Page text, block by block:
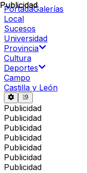
PortadaGalerías
Local
Sucesos
Universidad
Provincia
Cultura
Deportes
Campo
Castilla y León
Publicidad
Publicidad
Publicidad
Publicidad
Publicidad
Publicidad
Publicidad
Publicidad
Publicidad